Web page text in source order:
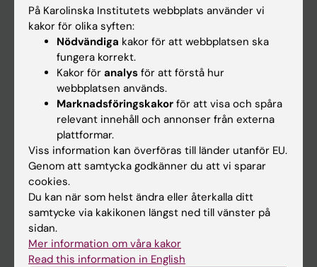
Canvas
Schema
Studentmejlen
Kurs- och programwebbar
Student på KI
Medarbetare
Medarbetarportalen
Kontakta och besök KI
Universitetsbiblioteket
Stöd forskning och utbildning
På Karolinska Institutets webbplats använder vi
kakor för olika syften:
Nödvändiga kakor för att webbplatsen ska
fungera korrekt.
Kakor för analys för att förstå hur
webbplatsen används.
Marknadsföringskakor för att visa och spåra
relevant innehåll och annonser från externa
plattformar.
Viss information kan överföras till länder utanför EU.
Genom att samtycka godkänner du att vi sparar
cookies.
Du kan när som helst ändra eller återkalla ditt
samtycke via kakikonen längst ned till vänster på
sidan.
Mer information om våra kakor
Read this information in English